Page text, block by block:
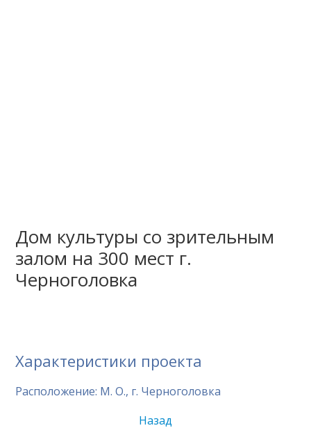
Дом культуры со зрительным
залом на 300 мест г.
Черноголовка
Характеристики проекта
Расположение: М. О., г. Черноголовка
Назад